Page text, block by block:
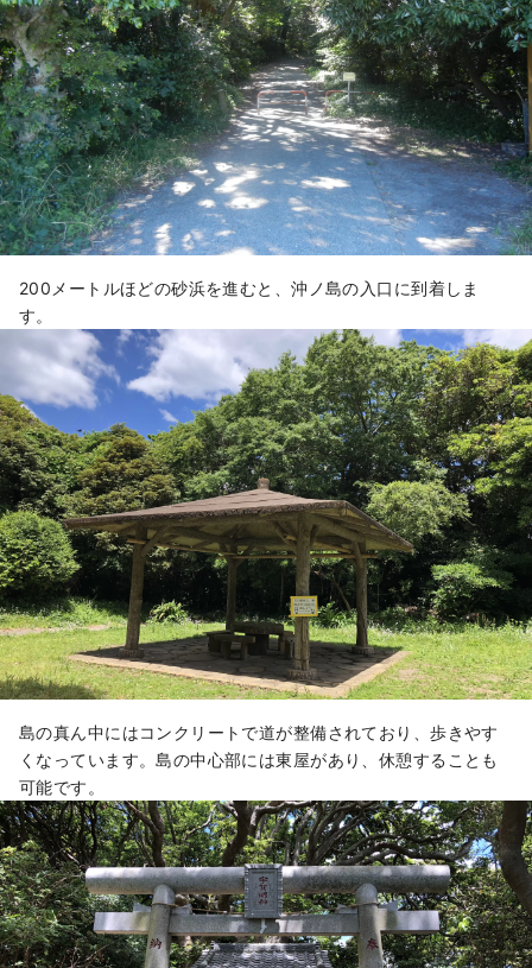
200メートルほどの砂浜を進むと、沖ノ島の入口に到着しま
す。
島の真ん中にはコンクリートで道が整備されており、歩きやす
くなっています。島の中心部には東屋があり、休憩することも
可能です。